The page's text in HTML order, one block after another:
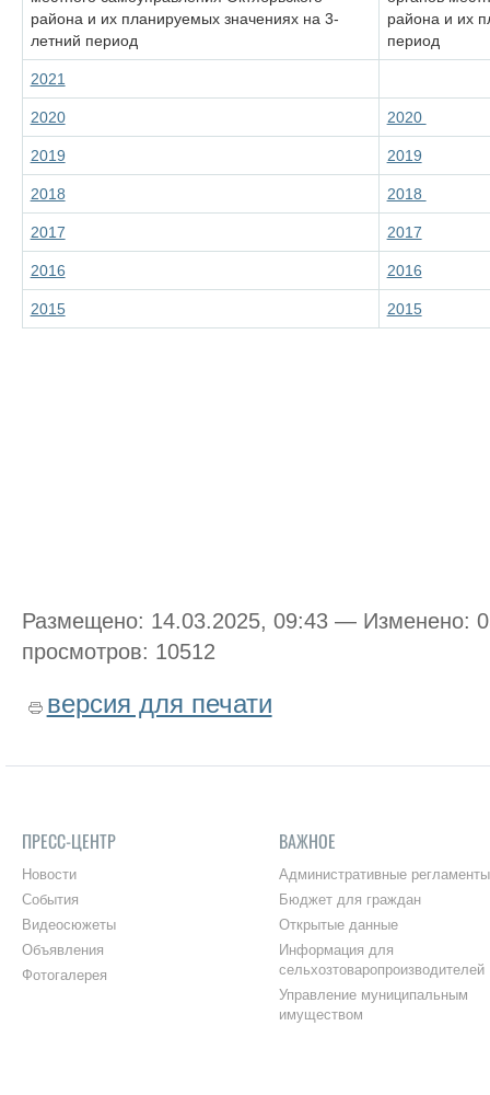
района и их планируемых значениях на 3-
летний период
района и их
период
2021
2020 2020
2019 2019
2018 2018
2017 2017
2016 2016
2015 2015
Размещено: 14.03.2025, 09:43 — Изменено:
просмотров: 10512
версия для печати
ПРЕСС-ЦЕНТР
Новости
События
Видеосюжеты
Объявления
Фотогалерея
ВАЖНОЕ
Административные регламенты
Бюджет для граждан
Открытые данные
Информация для
сельхозтоваропроизводителей
Управление муниципальным
имуществом